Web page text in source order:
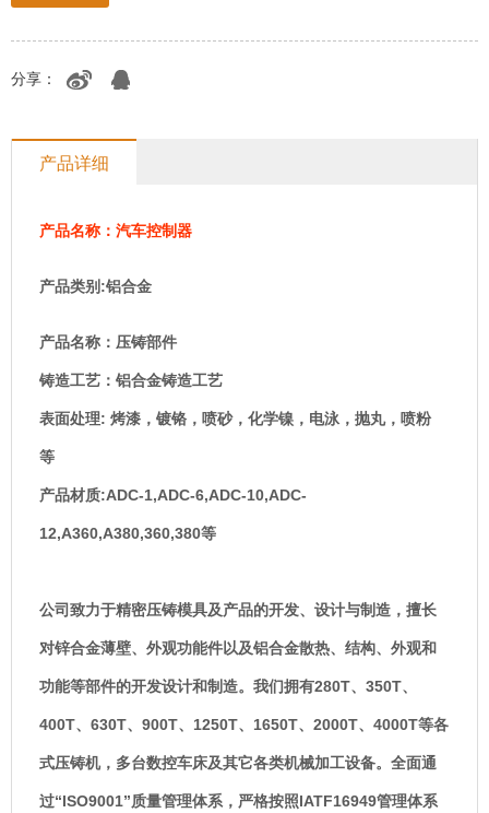
分享：
产品详细
产品名称： 汽车控制器
产品类别 :铝合金
产品名称：压铸部件
铸造工艺：铝合金铸造工艺
表面处理: 烤漆，镀铬，喷砂，化学镍，电泳，抛丸，喷粉
等
产品材质:ADC-1,ADC-6,ADC-10,ADC-
12,A360,A380,360,380等
公司致力于精密压铸模具及产品的开发、设计与制造，擅长
对锌合金薄壁、外观功能件以及铝合金散热、结构、外观和
功能等部件的开发设计和制造。我们拥有280T、 350T、
400T、 630T、 900T、 1250T、1650T、2000T、4000T等各
式压铸机，多台数控车床及其它各类机械加工设备。全面通
过“ISO9001” 质量管理体系，严格按照IATF16949管理体系